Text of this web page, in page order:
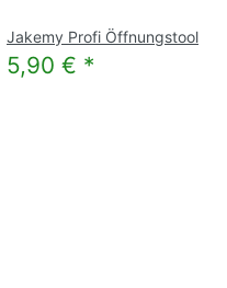
Jakemy Profi Öffnungstool
5,90 € *